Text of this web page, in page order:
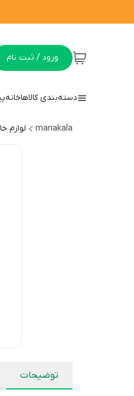
ورود / ثبت نام
دسته‌بندی کالاهاخانه
manakala لوازم
توضیحات